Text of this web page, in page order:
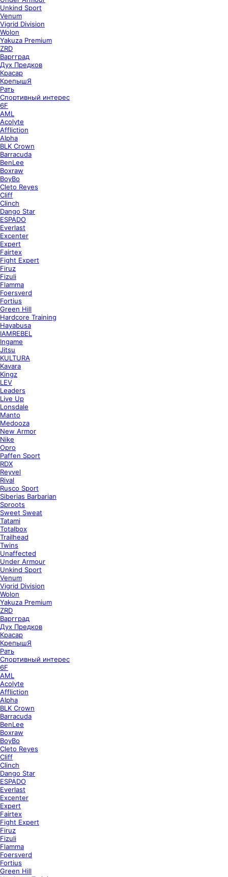
Unkind Sport
Venum
Vigrid Division
Wolon
Yakuza Premium
ZRD
Варгград
Дух Предков
Красар
КрепышЯ
Рать
Спортивный интерес
6F
AML
Acolyte
Affliction
Alpha
BLK Crown
Barracuda
BenLee
Boxraw
BoyBo
Cleto Reyes
Cliff
Clinch
Dango Star
ESPADO
Everlast
Excenter
Expert
Fairtex
Fight Expert
Firuz
Fizuli
Flamma
Foersverd
Fortius
Green Hill
Hardcore Training
Hayabusa
IAMREBEL
Ingame
Jitsu
KULTURA
Kavara
Kingz
LEV
Leaders
Live Up
Lonsdale
Manto
Medooza
New Armor
Nike
Opro
Paffen Sport
RDX
Reyvel
Rival
Rusco Sport
Siberias Barbarian
Sproots
Sweet Sweat
Tatami
Totalbox
Trailhead
Twins
Unaffected
Under Armour
Unkind Sport
Venum
Vigrid Division
Wolon
Yakuza Premium
ZRD
Варгград
Дух Предков
Красар
КрепышЯ
Рать
Спортивный интерес
6F
AML
Acolyte
Affliction
Alpha
BLK Crown
Barracuda
BenLee
Boxraw
BoyBo
Cleto Reyes
Cliff
Clinch
Dango Star
ESPADO
Everlast
Excenter
Expert
Fairtex
Fight Expert
Firuz
Fizuli
Flamma
Foersverd
Fortius
Green Hill